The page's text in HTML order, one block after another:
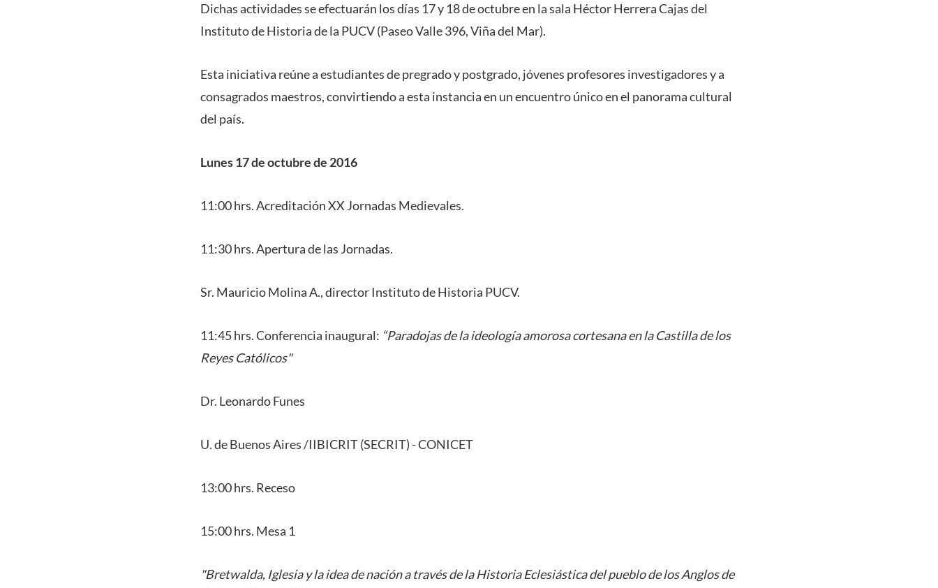
Dichas actividades se efectuarán los días 17 y 18 de octubre en la sala Héctor Herrera Cajas del
Instituto de Historia de la PUCV (Paseo Valle 396, Viña del Mar).
Esta iniciativa reúne a estudiantes de pregrado y postgrado, jóvenes profesores investigadores y a
consagrados maestros, convirtiendo a esta instancia en un encuentro único en el panorama cultural
del país.
Lunes 17 de octubre de 2016
11:00 hrs. Acreditación XX Jornadas Medievales.
11:30 hrs. Apertura de las Jornadas.
Sr. Mauricio Molina A., director Instituto de Historia PUCV.
11:45 hrs. Conferencia inaugural: “Paradojas de la ideología amorosa cortesana en la Castilla de los
Reyes Católicos"
Dr. Leonardo Funes
U. de Buenos Aires /IIBICRIT (SECRIT) - CONICET
13:00 hrs. Receso
15:00 hrs. Mesa 1
"Bretwalda, Iglesia y la idea de nación a través de la Historia Eclesiástica del pueblo de los Anglos de